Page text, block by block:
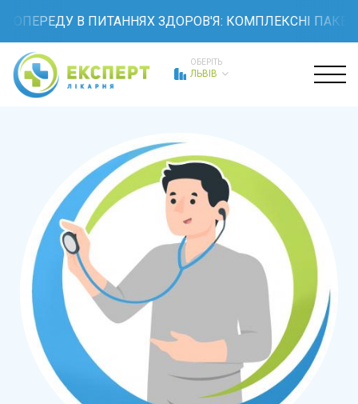
В ПИТАННЯХ ЗДОРОВ'Я: КОМПЛЕКСНІ ПАКЕТИ
ОБЕРІТЬ
ЛЬВІВ